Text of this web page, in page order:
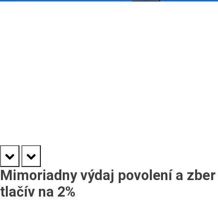
prev next
Mimoriadny výdaj povolení a zber
tlačív na 2%